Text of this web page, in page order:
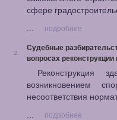
сфере
...
подробнее
2.
Судебные
вопросах
Реконструкция
возникновением
несоответствия
...
подробнее